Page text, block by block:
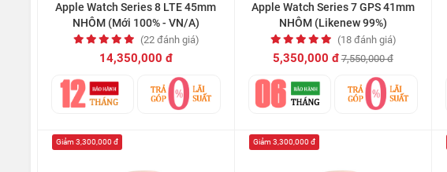
Apple Watch Series 8 LTE 45mm
NHÔM (Mới 100% - VN/A)
(22 đánh giá)
14,350,000 đ
Apple Watch Series 7 GPS 41mm
NHÔM (Likenew 99%)
(18 đánh giá)
5,350,000 đ 7,550,000 đ
Giảm 3,300,000 đ Giảm 3,300,000 đ